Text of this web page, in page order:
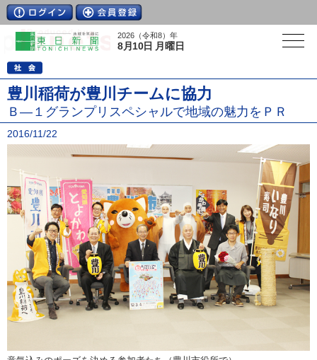
2026（令和8）年
8月10日 月曜日
豊川稲荷が豊川チームに協力
Ｂ―１グランプリスペシャルで地域の魅力をＰＲ
2016/11/22